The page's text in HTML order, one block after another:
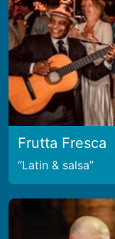
Frutta Fresca
Latin & salsa